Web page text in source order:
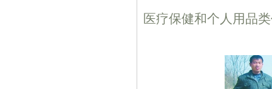
医疗保健和个人用品